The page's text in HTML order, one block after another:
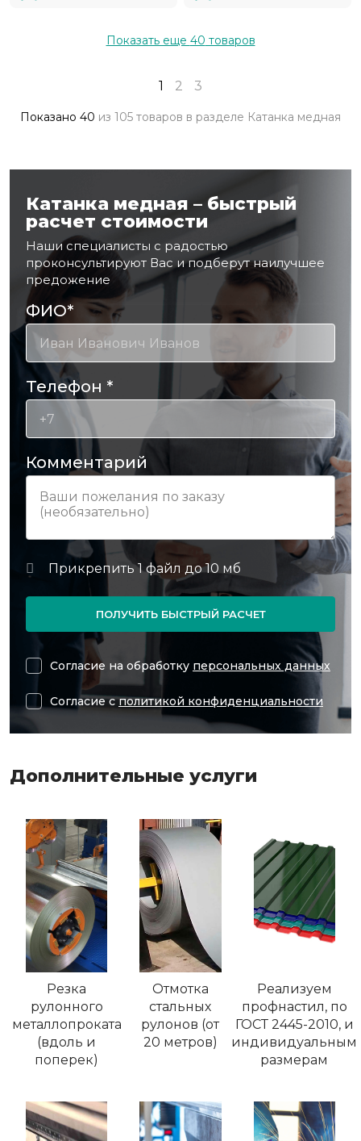
Показать еще 40 товаров
1 2 3
Показано 40 из 105 товаров в разделе Катанка медная
Катанка медная – быстрый
расчет стоимости
Наши специалисты с радостью
проконсультируют Вас и подберут наилучшее
предожение
ФИО*
Телефон *
Комментарий
ПОЛУЧИТЬ БЫСТРЫЙ РАСЧЕТ
Согласие на обработку персональных данных
Согласие сполитикой конфиденциальности
Дополнительные услуги
Резка
рулонного
металлопроката
(вдоль и
поперек)
Отмотка
стальных
рулонов (от
20 метров)
Реализуем
профнастил, по
ГОСТ 2445-2010, и
индивидуальным
размерам